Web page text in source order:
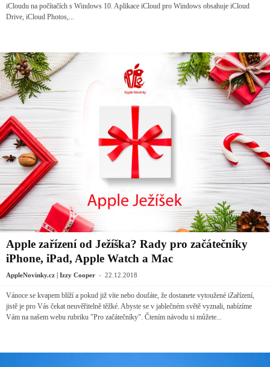
iCloudu na počítačích s Windows 10. Aplikace iCloud pro Windows obsahuje iCloud
Drive, iCloud Photos,...
Apple zařízení od Ježíška? Rady pro začátečníky
iPhone, iPad, Apple Watch a Mac
AppleNovinky.cz | Izzy Cooper - 22.12.2018
Vánoce se kvapem blíží a pokud již víte nebo doufáte, že dostanete vytoužené iZařízení,
jistě je pro Vás čekat neuvěřitelně těžké. Abyste se v jablečném světě vyznali, nabízíme
Vám na našem webu rubriku "Pro začátečníky". Čtením návodu si můžete...